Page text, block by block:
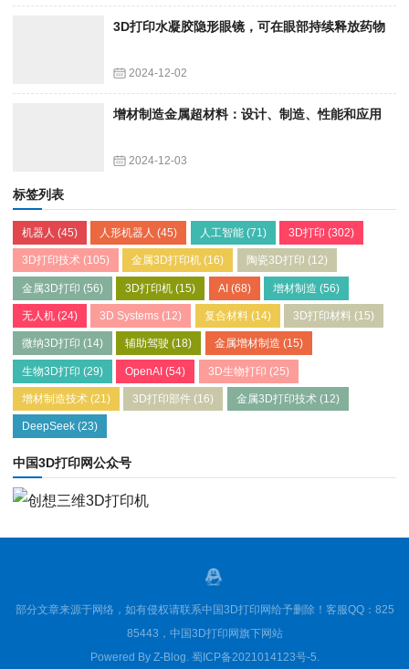
3D打印水凝胶隐形眼镜，可在眼部持续释放药物
2024-12-02
增材制造金属超材料：设计、制造、性能和应用
2024-12-03
标签列表
机器人 (45) 人形机器人 (45) 人工智能(71) 3D打印 (302)
3D打印技术 (105) 金属3D打印机 (16) 陶瓷3D打印 (12)
金属3D打印 (56) 3D打印机 (15) AI(68) 增材制造 (56)
无人机 (24) 3D Systems (12) 复合材料(14) 3D打印材料 (15)
微纳3D打印 (14) 辅助驾驶 (18) 金属增材制造 (15)
生物3D打印 (29) OpenAI (54) 3D生物打印 (25)
增材制造技术 (21) 3D打印部件 (16) 金属3D打印技术(12)
DeepSeek (23)
中国3D打印网公众号
部分文章来源于网络，如有侵权请联系中国3D打印网给予删除！客服QQ：825
85443，中国3D打印网旗下网站
Powered By Z-Blog. 蜀ICP备2021014123号-5.